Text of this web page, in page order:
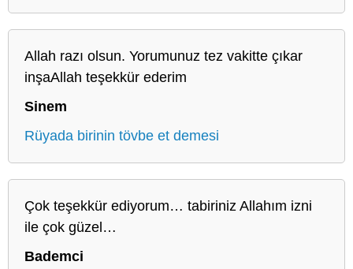
Allah razı olsun. Yorumunuz tez vakitte çıkar
inşaAllah teşekkür ederim
Sinem
Rüyada birinin tövbe et demesi
Çok teşekkür ediyorum… tabiriniz Allahım izni
ile çok güzel…
Bademci